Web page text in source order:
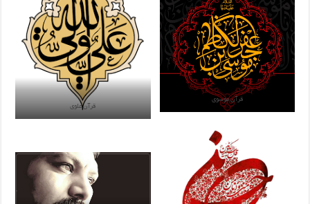
قرآن موسوی
قرآن علوی